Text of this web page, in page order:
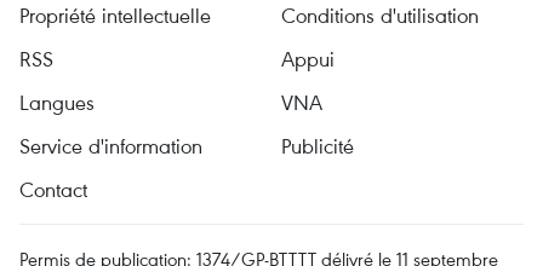
Propriété intellectuelle
Conditions d'utilisation
RSS
Appui
Langues
VNA
Service d'information
Publicité
Contact
Permis de publication: 1374/GP-BTTTT délivré le 11 septembre